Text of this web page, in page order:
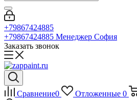
+79867424885
+79867424885 Менеджер София
Заказать звонок
Сравнение0 Отложенные 0